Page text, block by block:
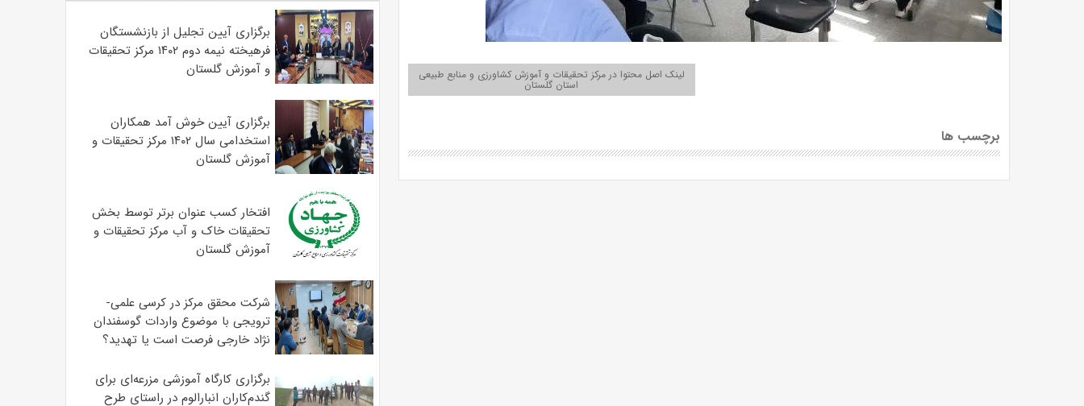
لینک اصل محتوا در مرکز تحقیقات و آموزش کشاورزی و منابع طبیعی
استان گلستان
برچسب ها
برگزاری آیین تجلیل از بازنشستگان
فرهیخته نیمه دوم ۱۴۰۲ مرکز تحقیقات
و آموزش گلستان
برگزاری آیین خوش آمد همکاران
استخدامی سال ۱۴۰۲ مرکز تحقیقات و
آموزش گلستان
افتخار کسب عنوان برتر توسط بخش
تحقیقات خاک و آب مرکز تحقیقات و
آموزش گلستان
شرکت محقق مرکز در کرسی علمی-
ترویجی با موضوع واردات گوسفندان
نژاد خارجی فرصت است یا تهدید؟
برگزاری کارگاه آموزشی مزرعه‌ای برای
گندم‌کاران انبارالوم در راستای طرح